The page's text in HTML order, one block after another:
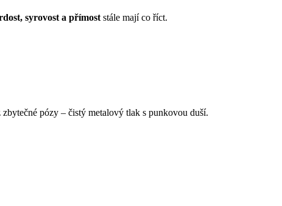
syrovost a přímost stále mají co říct.
zbytečné pózy – čistý metalový tlak s punkovou duší.